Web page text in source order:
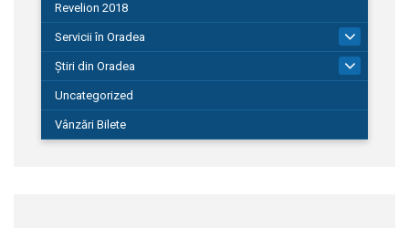
Revelion 2018
Servicii în Oradea
Știri din Oradea
Uncategorized
Vânzări Bilete